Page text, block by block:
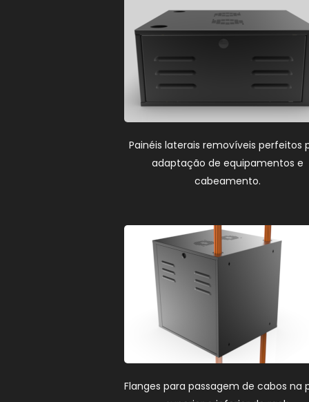
Painéis laterais removíveis perfeitos
adaptação de equipamentos e
cabeamento.
Flanges para passagem de cabos na